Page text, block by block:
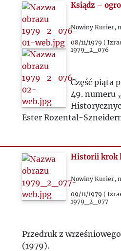
Ksiądz –
Nowiny Kurier,
08/11/1979 (
1979_2_076
Część piąta
49. numeru
Ester Rozental-
Historii krok
Nowiny Kurier,
09/11/1979 (
1979_2_077
Przedruk z
(1979).